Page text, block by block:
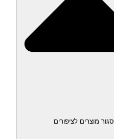
סגור מוצרים לציפורים